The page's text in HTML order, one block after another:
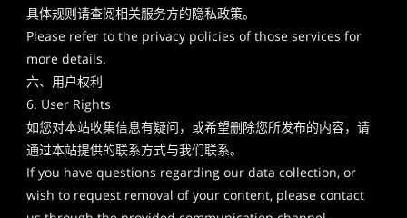
具体规则请查阅相关服务方的隐私政策。
Please refer to the privacy policies of those services for
more details.
六、用户权利
6. User Rights
如您对本站收集信息有疑问，或希望删除您所发布的内容，请
通过本站提供的联系方式与我们联系。
If you have questions regarding our data collection, or
wish to request removal of your content, please contact